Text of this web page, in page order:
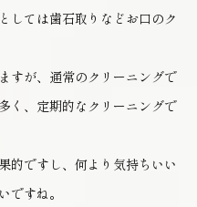
しては歯石取りなどお口のク
すが、通常のクリーニングで
く、定期的なクリーニングで
的ですし、何より気持ちいい
ですね。